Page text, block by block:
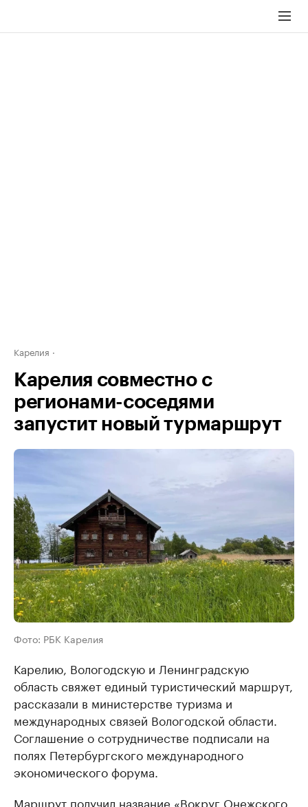
Карелия
Карелия совместно с
регионами-соседями
запустит новый турмаршрут
Фото: РБК Карелия
Карелию, Вологодскую и Ленинградскую
область свяжет единый туристический маршрут,
рассказали в министерстве туризма и
международных связей Вологодской области.
Соглашение о сотрудничестве подписали на
полях Петербургского международного
экономического форума.
Маршрут получил название «Вокруг Онежского